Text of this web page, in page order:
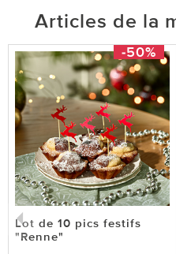
Articles de la
-50%
Lot de 10 pics festifs
"Renne"